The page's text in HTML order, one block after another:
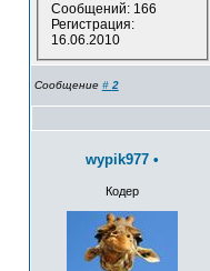
Сообщений: 166
Регистрация:
16.06.2010
Сообщение # 2
wypik977 •
Кодер